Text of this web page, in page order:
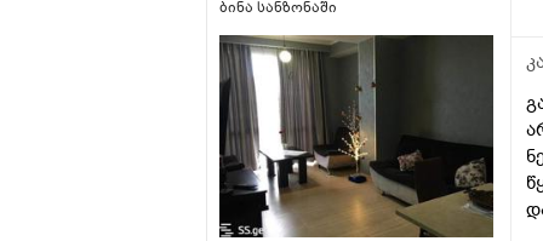
ბინა სანზონაში